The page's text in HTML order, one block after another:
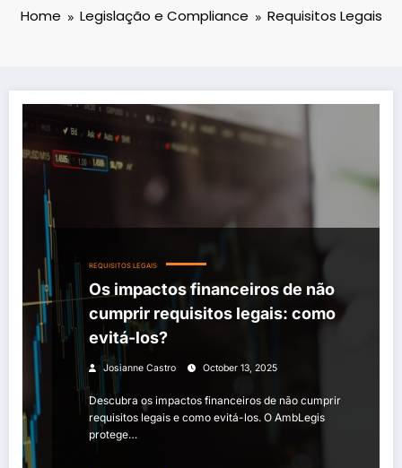
Home Legislação e Compliance Requisitos Legais
REQUISITOS LEGAIS
Os impactos financeiros de não
cumprir requisitos legais: como
evitá-los?
Josianne Castro October 13, 2025
Descubra os impactos financeiros de não cumprir
requisitos legais e como evitá-los. O AmbLegis
protege…